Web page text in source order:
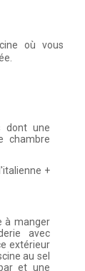
où vous
dont une
chambre
+
à manger
avec
extérieur
au sel
et une